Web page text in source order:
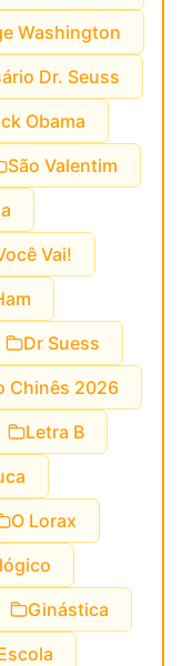
Washington
Dr. Seuss
Obama
São Valentim
Vai!
Dr Suess
Chinês 2026
Letra B
O Lorax
Ginástica